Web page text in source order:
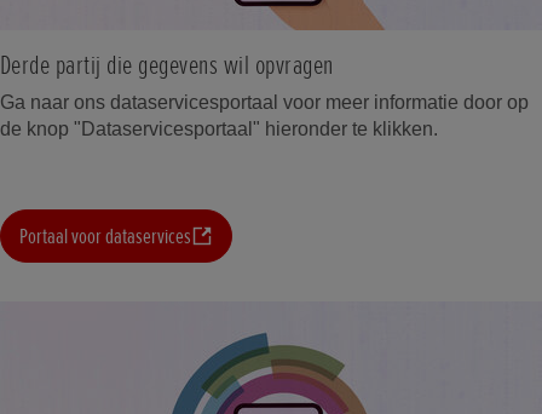
Derde partij die gegevens wil opvragen
Ga naar ons dataservicesportaal voor meer informatie door op
de knop "Dataservicesportaal" hieronder te klikken.
Portaal voor dataservices